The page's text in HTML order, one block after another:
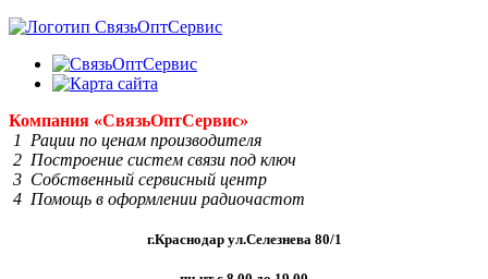
Компания «СвязьОптСервис»
1 Рации по ценам производителя
2 Построение систем связи под ключ
3 Собственный сервисный центр
4 Помощь в оформлении радиочастот
г.Краснодар ул.Селезнева 80/1